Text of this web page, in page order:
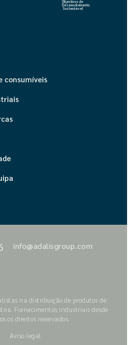
Objectivos de
Desenvolvimento
Sustentável
consumíveis
info@adalisgroup.com
na distribuição de produtos de
Fornecimentos industriais desde
os direitos reservados.
Aviso legal